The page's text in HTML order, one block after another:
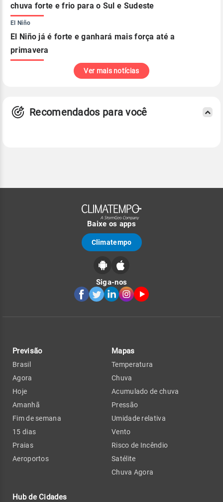
chuva forte e frio para o Sul e Sudeste
El Niño
El Niño já é forte e ganhará mais força até a
primavera
Ver mais notícias
Recomendados para você
Baixe os apps
Climatempo
Siga-nos
Previsão
Brasil
Agora
Hoje
Amanhã
Fim de semana
15 dias
Praias
Aeroportos
Hub de Cidades
Mapas
Temperatura
Chuva
Acumulado de chuva
Pressão
Umidade relativa
Vento
Risco de Incêndio
Satélite
Chuva Agora